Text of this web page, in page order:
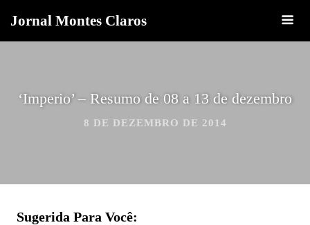
Jornal Montes Claros
‘Imperio’ – Resumo de 08 a 13 de dezembro
8 DE DEZEMBRO DE 2014
Sugerida Para Você: